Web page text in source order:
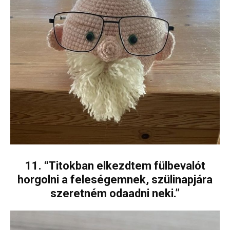
11. “Titokban elkezdtem fülbevalót
horgolni a feleségemnek, szülinapjára
szeretném odaadni neki.”